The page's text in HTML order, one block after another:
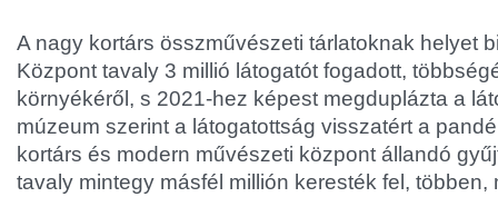
A nagy kortárs összművészeti tárlatoknak helyet
Központ tavaly 3 millió látogatót fogadott,
környékéről, s 2021-hez képest megduplázta a
múzeum szerint a látogatottság visszatért a
kortárs és modern művészeti központ állandó
tavaly mintegy másfél millión keresték fel, többen,